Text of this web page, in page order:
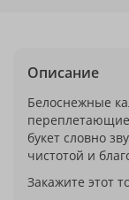
Описание
Белоснежные
букет словно
чистотой и
Закажите этот